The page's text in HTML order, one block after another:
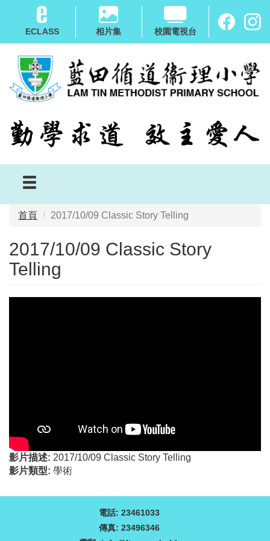
內
ECLASS 相片集 校園電視台
首頁 2017/10/09 Classic Story Telling
2017/10/09 Classic Story
Telling
影片描述: 2017/10/09 Classic Story Telling
影片類型: 學術
電話: 23461033
傳真: 23496346